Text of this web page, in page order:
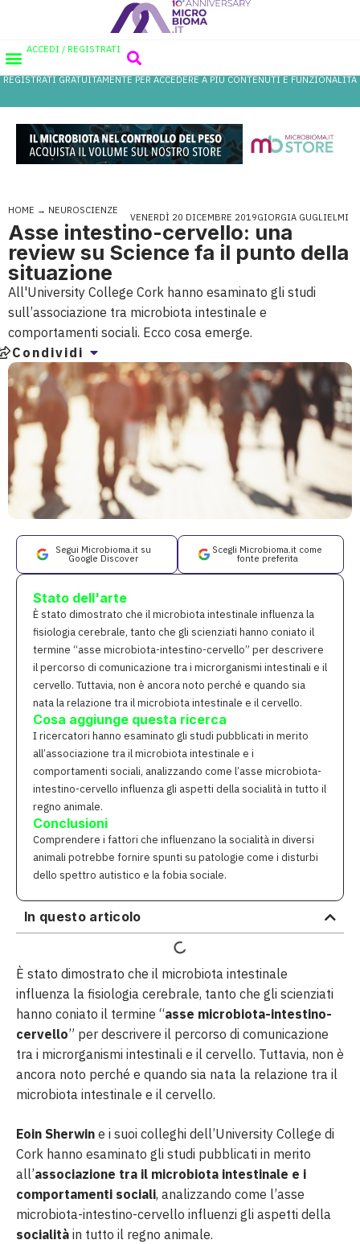
ACCEDI / REGISTRATI
REGISTRATI GRATUITAMENTE PER ACCEDERE A PIÙ CONTENUTI E FUNZIONALITÀ
HOME → NEUROSCIENZE
VENERDÌ 20 DICEMBRE 2019GIORGIA GUGLIELMI
Asse intestino-cervello: una
review su Science fa il punto della
situazione
All'University College Cork hanno esaminato gli studi
sull’associazione tra microbiota intestinale e
comportamenti sociali. Ecco cosa emerge.
Condividi
Segui Microbioma.it su
Google Discover
Scegli Microbioma.it come
fonte preferita
Stato dell'arte
È stato dimostrato che il microbiota intestinale influenza la
fisiologia cerebrale, tanto che gli scienziati hanno coniato il
termine “asse microbiota-intestino-cervello” per descrivere
il percorso di comunicazione tra i microrganismi intestinali e il
cervello. Tuttavia, non è ancora noto perché e quando sia
nata la relazione tra il microbiota intestinale e il cervello.
Cosa aggiunge questa ricerca
I ricercatori hanno esaminato gli studi pubblicati in merito
all’associazione tra il microbiota intestinale e i
comportamenti sociali, analizzando come l’asse microbiota-
intestino-cervello influenza gli aspetti della socialità in tutto il
regno animale.
Conclusioni
Comprendere i fattori che influenzano la socialità in diversi
animali potrebbe fornire spunti su patologie come i disturbi
dello spettro autistico e la fobia sociale.
In questo articolo
È stato dimostrato che il microbiota intestinale
influenza la fisiologia cerebrale, tanto che gli scienziati
hanno coniato il termine “asse microbiota-intestino-
cervello” per descrivere il percorso di comunicazione
tra i microrganismi intestinali e il cervello. Tuttavia, non è
ancora noto perché e quando sia nata la relazione tra il
microbiota intestinale e il cervello.
Eoin Sherwin e i suoi colleghi dell’University College di
Cork hanno esaminato gli studi pubblicati in merito
all’associazione tra il microbiota intestinale e i
comportamenti sociali, analizzando come l’asse
microbiota-intestino-cervello influenzi gli aspetti della
socialità in tutto il regno animale.